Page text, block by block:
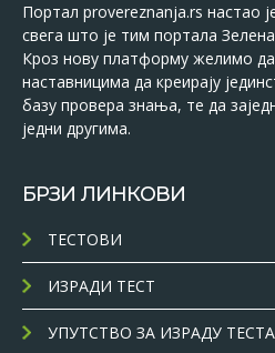
Портал provereznanja.rs настао
свега што је тим портала
Кроз нову платформу желимо
наставницима да креирају
базу провера знања, те да
једни другима.
БРЗИ ЛИНКОВИ
ТЕСТОВИ
ИЗРАДИ ТЕСТ
УПУТСТВО ЗА ИЗРАДУ ТЕСТА